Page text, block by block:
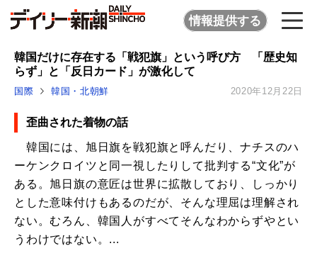
情報提供する
韓国だけに存在する「戦犯旗」という呼び方 「歴史知
らず」と「反日カード」が激化して
国際 韓国・北朝鮮 2020年12月22日
歪曲された着物の話
韓国には、旭日旗を戦犯旗と呼んだり、ナチスのハ
ーケンクロイツと同一視したりして批判する“文化”が
ある。旭日旗の意匠は世界に拡散しており、しっかり
とした意味付けもあるのだが、そんな理屈は理解され
ない。むろん、韓国人がすべてそんなわからずやとい
うわけではない。...